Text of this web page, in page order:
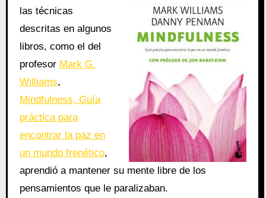
las técnicas
descritas en algunos
libros, como el del
profesor Mark G.
Williams,
Mindfulness, Guía
práctica para
encontrar la paz en
un mundo frenético,
aprendió a mantener su mente libre de los
pensamientos que le paralizaban.